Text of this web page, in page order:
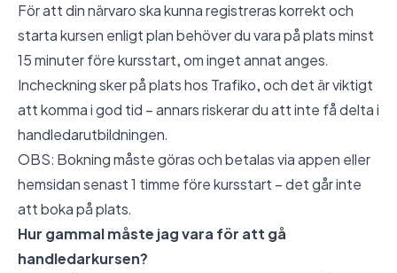
För att din närvaro ska kunna registreras korrekt och
starta kursen enligt plan behöver du vara på plats minst
15 minuter före kursstart, om inget annat anges.
Incheckning sker på plats hos Trafiko, och det är viktigt
att komma i god tid – annars riskerar du att inte få delta i
handledarutbildningen.
OBS: Bokning måste göras och betalas via appen eller
hemsidan senast 1 timme före kursstart – det går inte
att boka på plats.
Hur gammal måste jag vara för att gå
handledarkursen?